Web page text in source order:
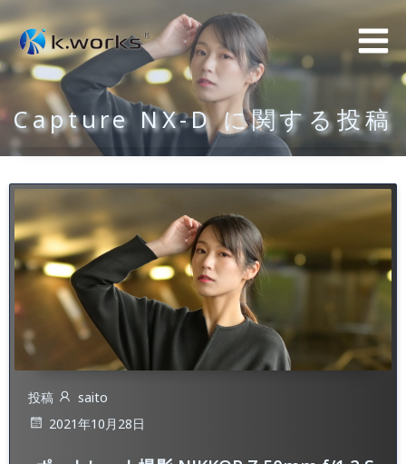
コ
ン
テ
ン
ツ
へ
キ
ッ
プ
Capture NX-D に関する投稿
投稿
saito
2021年10月28日